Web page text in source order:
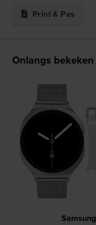
Print & Pas
Onlangs bekeken
Samsung